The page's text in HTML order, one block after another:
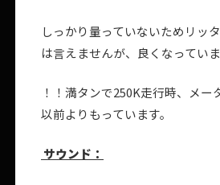
しっかり量っていないためリッ
は言えませんが、良くなってい
！！満タンで250K走行時、メー
以前よりもっています。
サウンド：